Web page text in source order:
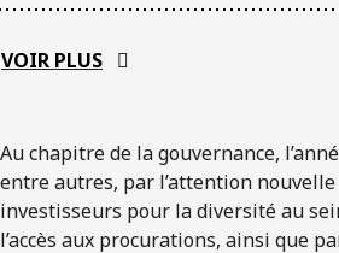
VOIR PLUS
Au chapitre de la gouvernance,
entre autres, par l’attention
investisseurs pour la diversité au
l’accès aux procurations, ainsi que